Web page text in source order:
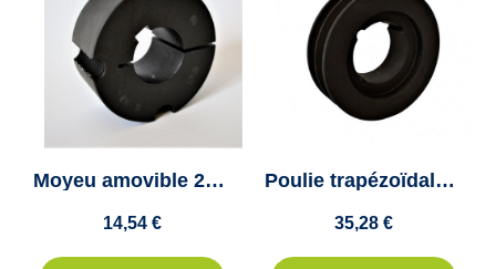
Moyeu amovible 2012 diamètre 30mm - "Taper lock 2012" - Clavette 8x3.3mm
14,54 €
Poulie trapézoïdale B, SPB, XPB - 2 Gorges - diamètre 140mm - moyeu amovible 2012
35,28 €